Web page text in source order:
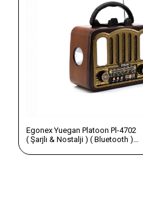
Egonex Yuegan Platoon Pl-4702
( Şarjlı & Nostalji ) ( Bluetooth ) (
Tf Player ) Speaker*30